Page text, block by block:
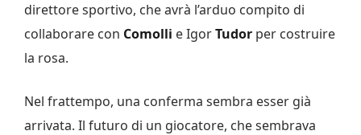
direttore sportivo, che avrà l’arduo compito di
collaborare con Comolli e IgorTudor per costruire
la rosa.
Nel frattempo, una conferma sembra esser già
arrivata. Il futuro di un giocatore, che sembrava